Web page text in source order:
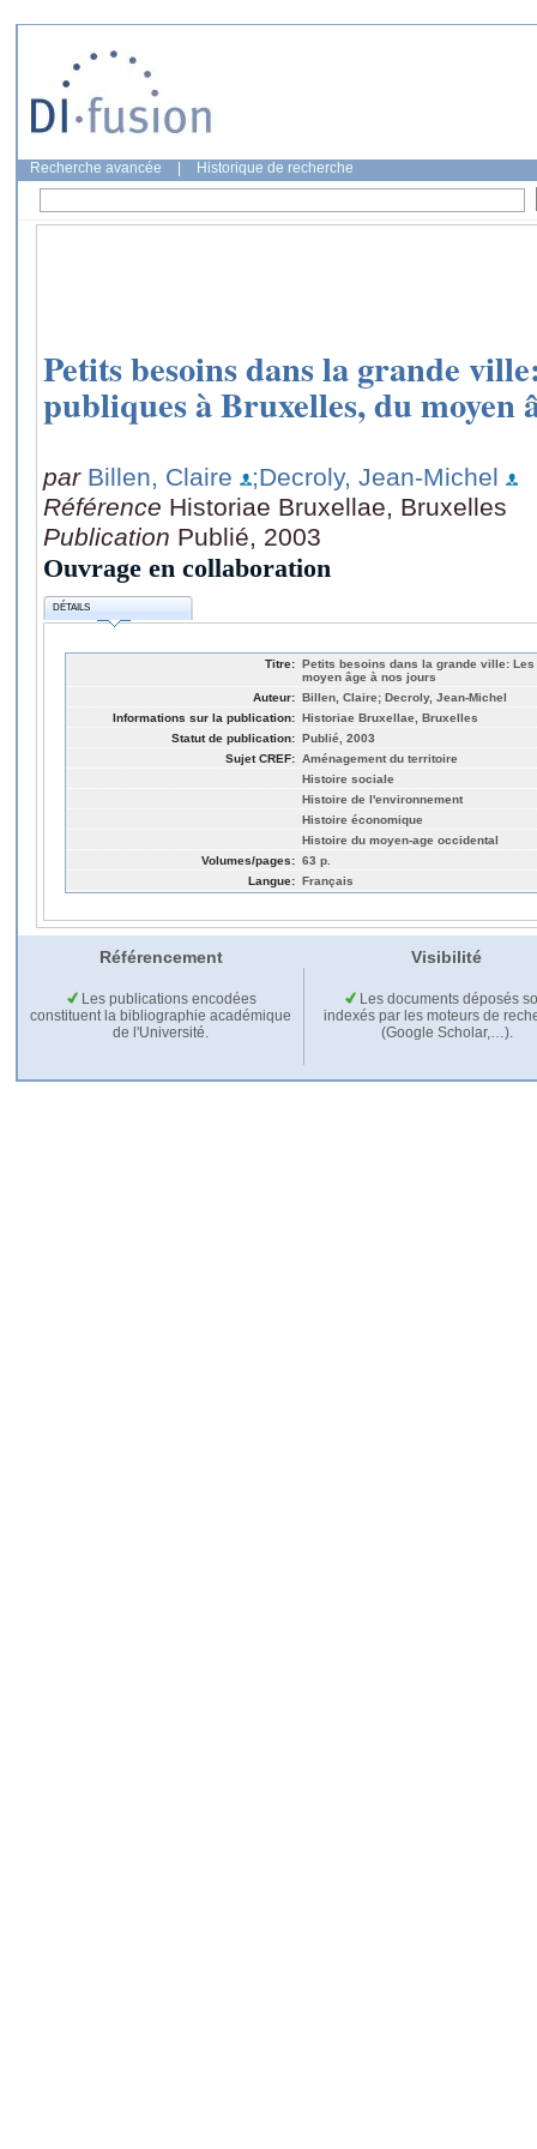
Recherche avancée Historique de recherche
Petits besoins dans la grande
publiques à Bruxelles, du moyen
par Billen, Claire
;Decroly, Jean-Michel
Référence Historiae Bruxellae, Bruxelles
Publication Publié, 2003
Ouvrage en collaboration
DÉTAILS
Titre: Petits besoins dans la grande ville:
moyen âge à nos jours
Auteur: Billen, Claire; Decroly, Jean-Michel
Informations sur la publication: Historiae Bruxellae, Bruxelles
Statut de publication: Publié, 2003
Sujet CREF: Aménagement du territoire
Histoire sociale
Histoire de l'environnement
Histoire économique
Histoire du moyen-age occidental
Volumes/pages: 63 p.
Langue: Français
Référencement Visibilité
Les publications encodées
constituent la bibliographie académique
de l'Université.
Les documents déposés
indexés par les moteurs de
(Google Scholar,…).